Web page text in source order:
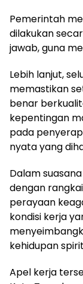
Pemerintah
dilakukan
jawab, guna
Lebih lanjut,
memastikan
benar
kepentingan
pada
nyata yang
Dalam
dengan
perayaan
kondisi kerja
kehidupan
Apel kerja